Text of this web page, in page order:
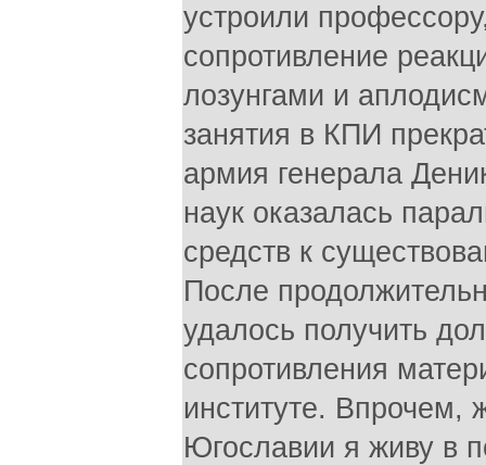
устроили
сопротивление
лозунгами и
занятия в КПИ
армия генерала
наук оказалась
средств к
После
удалось получить
сопротивления
институте. Впрочем,
Югославии я живу в